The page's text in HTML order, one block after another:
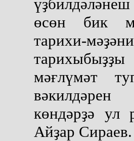
өсөн бик
тарихи-
мәғлүмәт
вәкилдәрен
көндәрҙә ул
Айҙар Сираев.